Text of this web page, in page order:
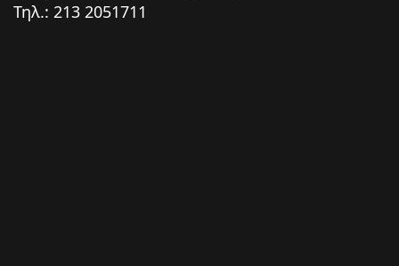
Τηλ.: 213 2051711